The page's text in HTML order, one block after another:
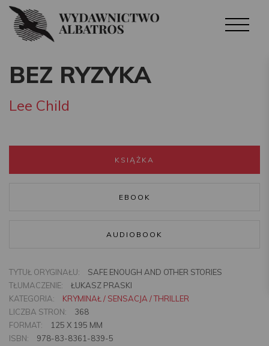
BEZ RYZYKA
Lee Child
KSIĄŻKA
EBOOK
AUDIOBOOK
TYTUŁ ORYGINAŁU:
SAFE ENOUGH AND OTHER STORIES
TŁUMACZENIE:
ŁUKASZ PRASKI
KATEGORIA:
KRYMINAŁ / SENSACJA / THRILLER
LICZBA STRON:
368
FORMAT:
125 X 195 MM
ISBN:
978-83-8361-839-5